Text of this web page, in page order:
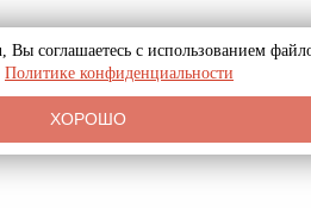
Вы соглашаетесь с использованием
Политике конфиденциальности
ХОРОШО